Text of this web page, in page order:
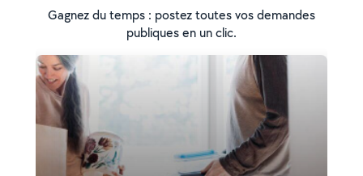
Gagnez du temps : postez toutes vos demandes
publiques en un clic.